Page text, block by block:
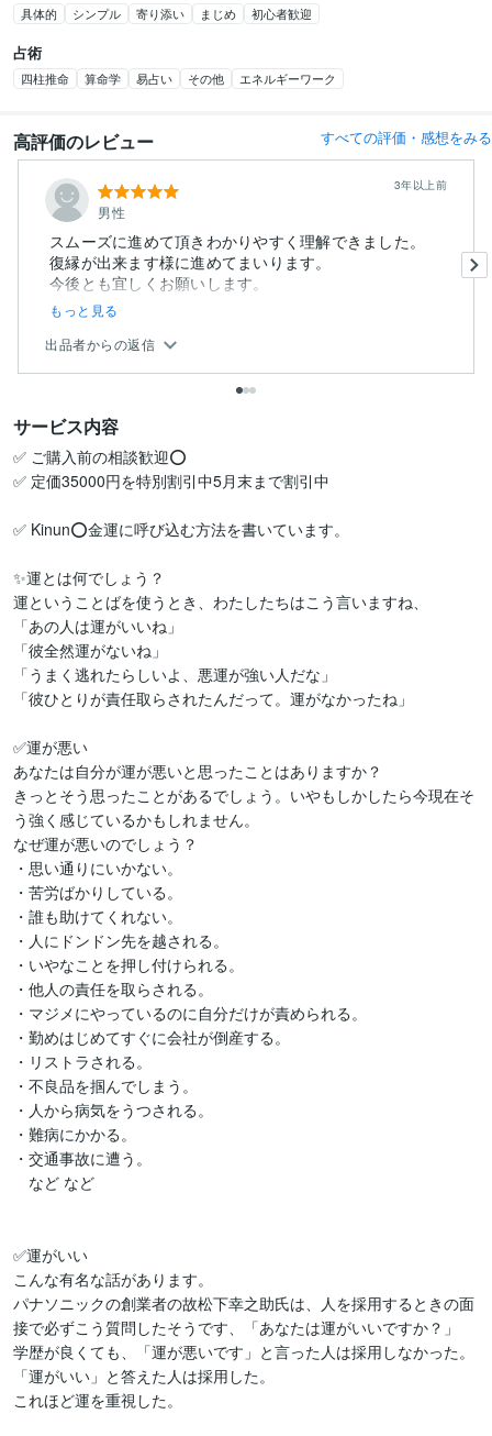
具体的 シンプル 寄り添い まじめ 初心者歓迎
占術
四柱推命 算命学 易占い その他 エネルギーワーク
高評価のレビュー すべての評価・感想をみる
男性
3年以上前
スムーズに進めて頂きわかりやすく理解できました。
復縁が出来ます様に進めてまいります。
今後とも宜しくお願いします。
もっと見る
出品者からの返信
サービス内容
✅ ご購入前の相談歓迎⭕
✅ 定価35000円を特別割引中5月末まで割引中
✅ Kinun⭕金運に呼び込む方法を書いています。
✨運とは何でしょう？
運ということばを使うとき、わたしたちはこう言いますね、
「あの人は運がいいね」
「彼全然運がないね」
「うまく逃れたらしいよ、悪運が強い人だな」
「彼ひとりが責任取らされたんだって。運がなかったね」
✅運が悪い
あなたは自分が運が悪いと思ったことはありますか？
きっとそう思ったことがあるでしょう。いやもしかしたら今現在そ
う強く感じているかもしれません。
なぜ運が悪いのでしょう？
・思い通りにいかない。
・苦労ばかりしている。
・誰も助けてくれない。
・人にドンドン先を越される。
・いやなことを押し付けられる。
・他人の責任を取らされる。
・マジメにやっているのに自分だけが責められる。
・勤めはじめてすぐに会社が倒産する。
・リストラされる。
・不良品を掴んでしまう。
・人から病気をうつされる。
・難病にかかる。
・交通事故に遭う。
など など
✅運がいい
こんな有名な話があります。
パナソニックの創業者の故松下幸之助氏は、人を採用するときの面
接で必ずこう質問したそうです、「あなたは運がいいですか？」
学歴が良くても、「運が悪いです」と言った人は採用しなかった。
「運がいい」と答えた人は採用した。
これほど運を重視した。